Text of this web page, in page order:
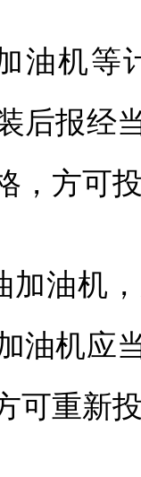
油机
后报经
，方可
加油机
油机应
可重新